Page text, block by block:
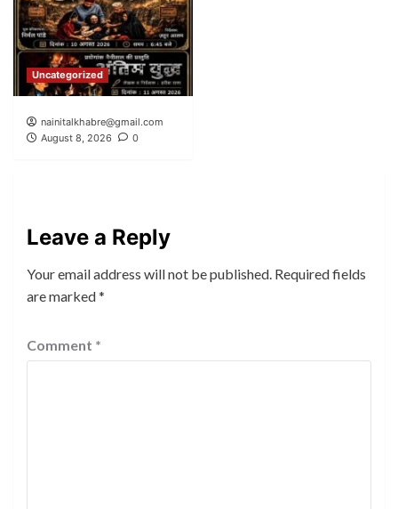
Uncategorized
nainitalkhabre@gmail.com
August 8, 2026
0
Leave a Reply
Your email address will not be published. Required fields
are marked*
Comment *